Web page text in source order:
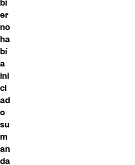
bi
er
no
ha
bí
a
ini
ci
ad
o
su
m
an
da